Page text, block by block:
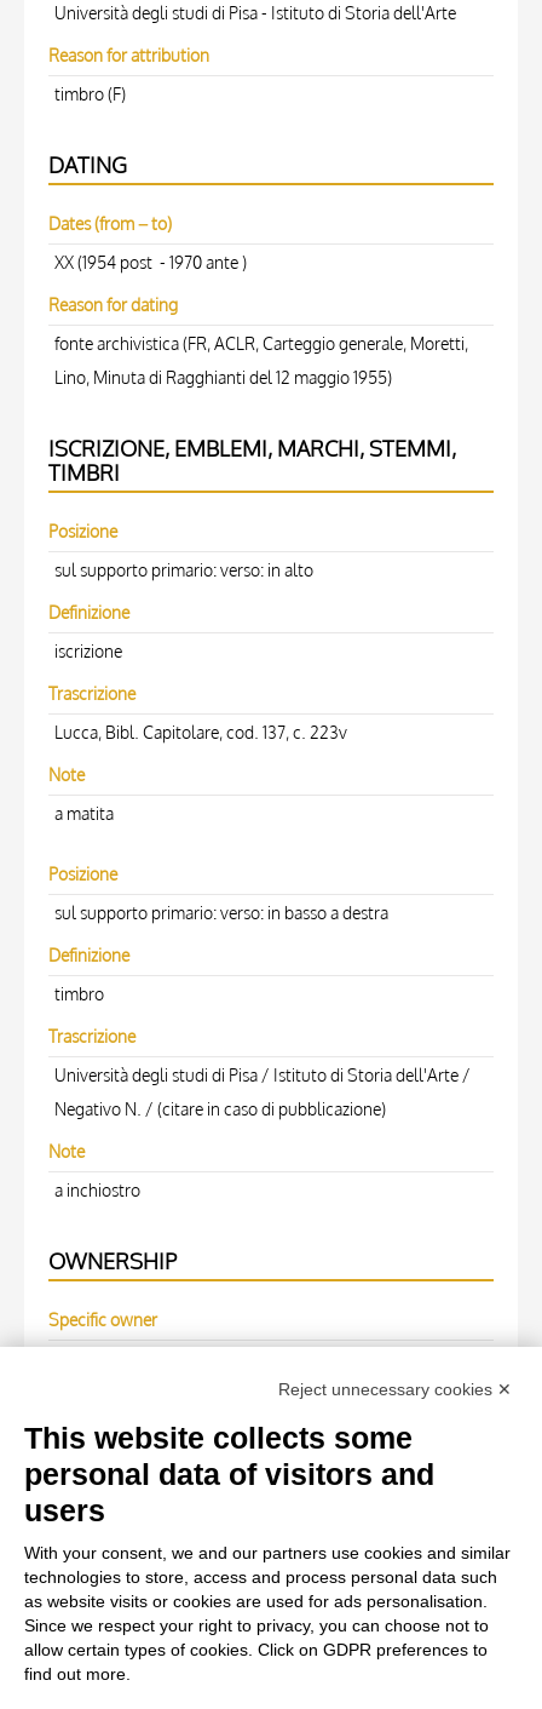
Università degli studi di Pisa - Istituto di Storia dell'Arte
Reason for attribution
timbro (F)
DATING
Dates (from – to)
XX (1954 post - 1970 ante )
Reason for dating
fonte archivistica (FR, ACLR, Carteggio generale, Moretti,
Lino, Minuta di Ragghianti del 12 maggio 1955)
ISCRIZIONE, EMBLEMI, MARCHI, STEMMI,
TIMBRI
Posizione
sul supporto primario: verso: in alto
Definizione
iscrizione
Trascrizione
Lucca, Bibl. Capitolare, cod. 137, c. 223v
Note
a matita
Posizione
sul supporto primario: verso: in basso a destra
Definizione
timbro
Trascrizione
Università degli studi di Pisa / Istituto di Storia dell'Arte /
Negativo N. / (citare in caso di pubblicazione)
Note
a inchiostro
OWNERSHIP
Specific owner
WORK OF ART
Work of art Entry
Anonimo italiano sec. XIII, Scena, Finte architetture,
Iniziale S, Iniziale decorata, Motivi decorativi vegetali e
zoomorfi, Figura maschile, Telamone, Cani, Gallo
Reject unnecessary cookies ✕
This website collects some
personal data of visitors and
users
With your consent, we and our partners use cookies and similar
technologies to store, access and process personal data such
as website visits or cookies are used for ads personalisation.
Since we respect your right to privacy, you can choose not to
allow certain types of cookies. Click on GDPR preferences to
find out more.